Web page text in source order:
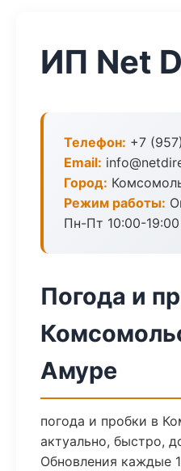
ИП Net
Телефон: +7
Email:
Город:
Режим работы:
Пн-Пт 10:00-19:00
Погода и
Амуре
погода и пробки в
актуально, быстро,
Обновления каждые